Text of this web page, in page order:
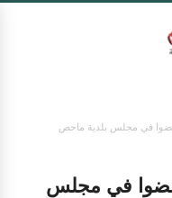
في مجلس بلدية ماحص
في مجلس